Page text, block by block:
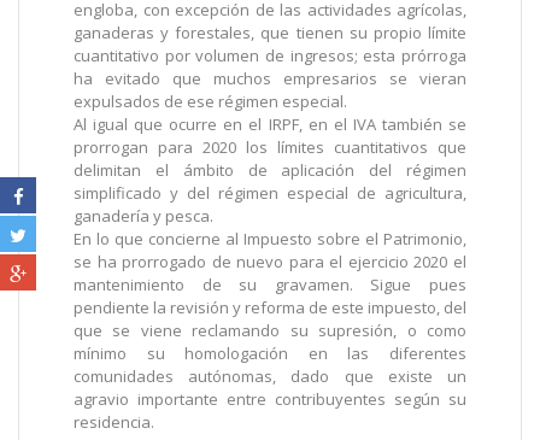
engloba, con excepción de las actividades agrícolas,
ganaderas y forestales, que tienen su propio límite
cuantitativo por volumen de ingresos; esta prórroga
ha evitado que muchos empresarios se vieran
expulsados de ese régimen especial.
Al igual que ocurre en el IRPF, en el IVA también se
prorrogan para 2020 los límites cuantitativos que
delimitan el ámbito de aplicación del régimen
simplificado y del régimen especial de agricultura,
ganadería y pesca.
En lo que concierne al Impuesto sobre el Patrimonio,
se ha prorrogado de nuevo para el ejercicio 2020 el
mantenimiento de su gravamen. Sigue pues
pendiente la revisión y reforma de este impuesto, del
que se viene reclamando su supresión, o como
mínimo su homologación en las diferentes
comunidades autónomas, dado que existe un
agravio importante entre contribuyentes según su
residencia.